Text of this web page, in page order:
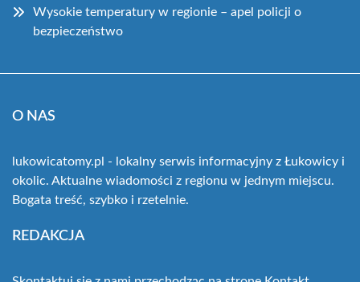
Wysokie temperatury w regionie – apel policji o
bezpieczeństwo
O NAS
lukowicatomy.pl - lokalny serwis informacyjny z Łukowicy i
okolic. Aktualne wiadomości z regionu w jednym miejscu.
Bogata treść, szybko i rzetelnie.
REDAKCJA